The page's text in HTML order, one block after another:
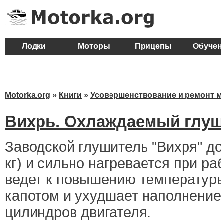
Лодки Моторы Прицепы
Motorka.org » Книги » Усовершенствование и ремонт
Вихрь. Охлаждаемый
Заводской глушитель "Вихря"
кг) и сильно нагревается при
ведет к повышению
капотом и ухудшает
цилиндров двигателя.